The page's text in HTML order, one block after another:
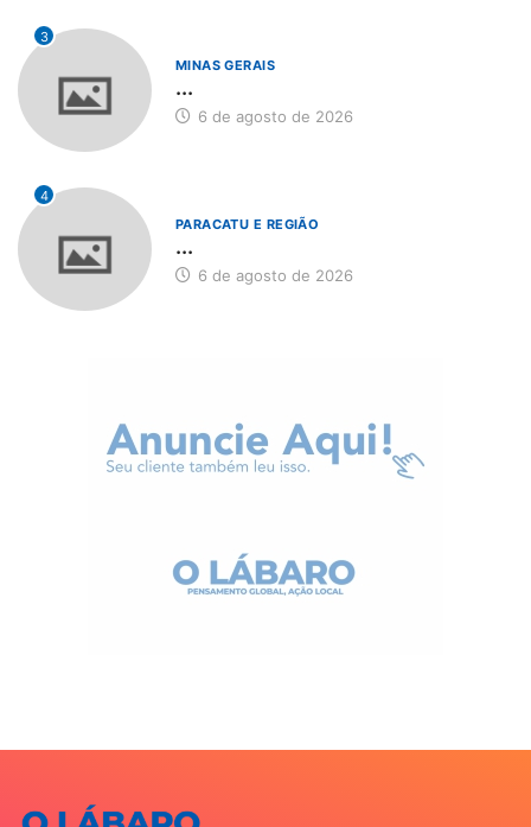
3
MINAS GERAIS
...
6 de agosto de 2026
4
PARACATU E REGIÃO
...
6 de agosto de 2026